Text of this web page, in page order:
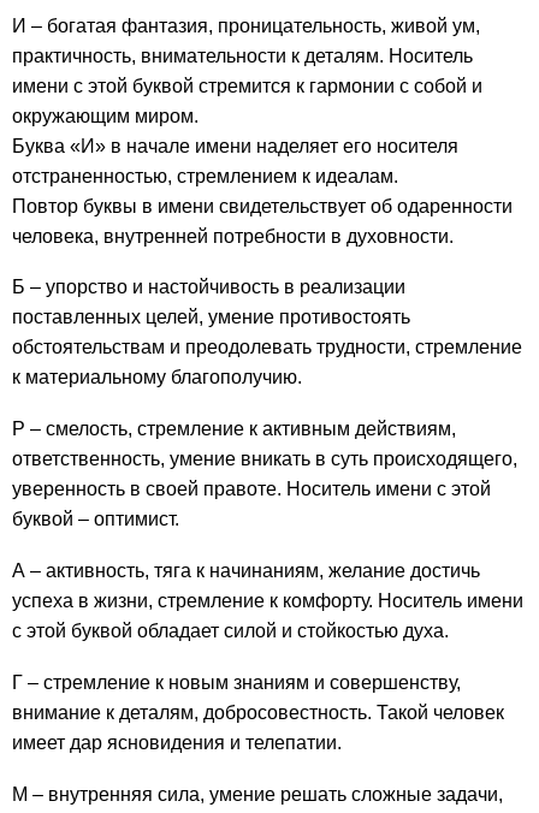
И – богатая фантазия, проницательность, живой ум,
практичность, внимательности к деталям. Носитель
имени с этой буквой стремится к гармонии с собой и
окружающим миром.
Буква «И» в начале имени наделяет его носителя
отстраненностью, стремлением к идеалам.
Повтор буквы в имени свидетельствует об одаренности
человека, внутренней потребности в духовности.
Б – упорство и настойчивость в реализации
поставленных целей, умение противостоять
обстоятельствам и преодолевать трудности, стремление
к материальному благополучию.
Р – смелость, стремление к активным действиям,
ответственность, умение вникать в суть происходящего,
уверенность в своей правоте. Носитель имени с этой
буквой – оптимист.
А – активность, тяга к начинаниям, желание достичь
успеха в жизни, стремление к комфорту. Носитель имени
с этой буквой обладает силой и стойкостью духа.
Г – стремление к новым знаниям и совершенству,
внимание к деталям, добросовестность. Такой человек
имеет дар ясновидения и телепатии.
М – внутренняя сила, умение решать сложные задачи,